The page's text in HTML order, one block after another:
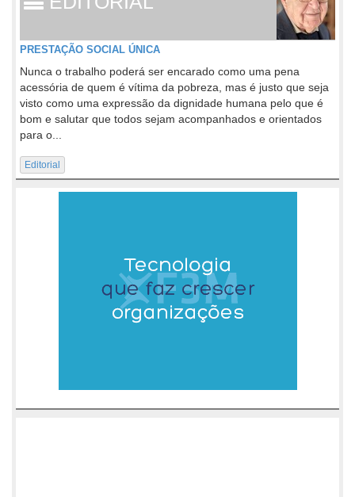
PRESTAÇÃO SOCIAL ÚNICA
Nunca o trabalho poderá ser encarado como uma pena
acessória de quem é vítima da pobreza, mas é justo que seja
visto como uma expressão da dignidade humana pelo que é
bom e salutar que todos sejam acompanhados e orientados
para o...
Editorial